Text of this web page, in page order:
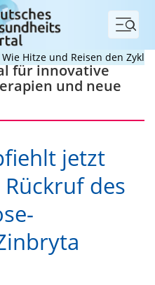
Menü
Hitze und Reisen den Zyklus
für innovative
und neue
jetzt
des